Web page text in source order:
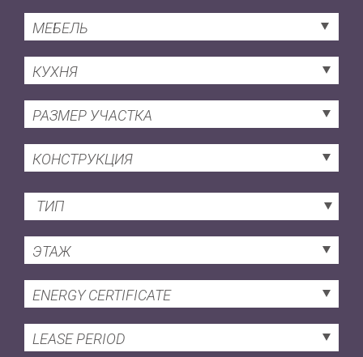
МЕБЕЛЬ
КУХНЯ
РАЗМЕР УЧАСТКА
КОНСТРУКЦИЯ
ТИП
ЭТАЖ
ENERGY CERTIFICATE
LEASE PERIOD